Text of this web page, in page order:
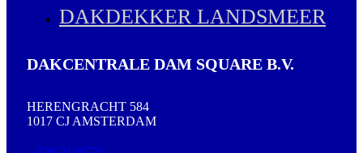
DAKDEKKER LANDSMEER
DAKCENTRALE DAM SQUARE B.V.
HERENGRACHT 584
1017 CJ AMSTERDAM